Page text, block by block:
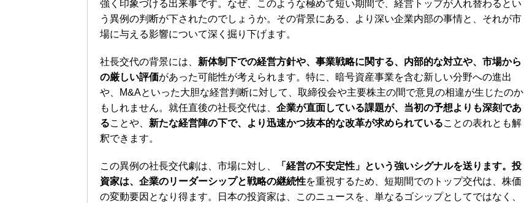
強く印象づける出来事です。なぜ、このような極めて短い期間で、経営トップが入れ替わるとい
う異例の判断が下されたのでしょうか。その背景にある、より深い企業内部の事情と、それが市
場に与える影響について深く掘り下げます。
社長交代の背景には、 新体制下での経営方針や、事業戦略に関する、内部的な対立や、市場から
の厳しい評価があった可能性が考えられます。特に、暗号資産事業を含む新しい分野への進出
や、M&Aといった大胆な経営判断に対して、取締役会や主要株主の間で意見の相違が生じたのか
もしれません。就任直後の社長交代は、 企業が直面している課題が、当初の予想よりも深刻であ
ることや、 新たな経営陣の下で、より迅速かつ抜本的な改革が求められていることの表れとも解
釈できます。
この異例の社長交代劇は、市場に対し、
「経営の不安定性」という強いシグナルを送ります。投
資家は、企業のリーダーシップと戦略の継続性を重視するため、短期間でのトップ交代は、株価
の変動要因となり得ます。日本の投資家は、このニュースを、単なるゴシップとしてではなく、